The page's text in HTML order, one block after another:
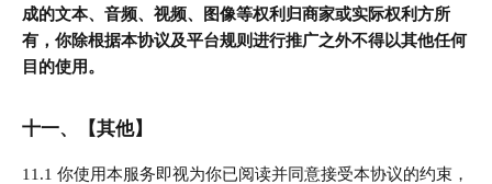
成的文本、音频、视频、图像等权利归商家或实际权利方所
有，你除根据本协议及平台规则进行推广之外不得以其他任何
目的使用。
十一、【其他】
11.1 你使用本服务即视为你已阅读并同意接受本协议的约束，